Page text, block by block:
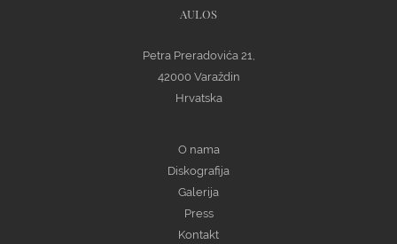
AULOS
Petra Preradovića 21,
42000 Varaždin
Hrvatska
O nama
Diskografija
Galerija
Press
Kontakt